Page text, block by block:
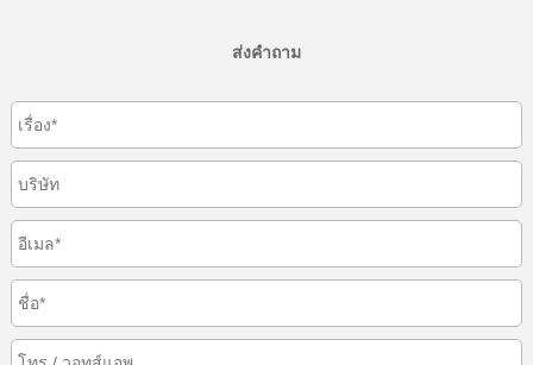
ส่งคำถาม